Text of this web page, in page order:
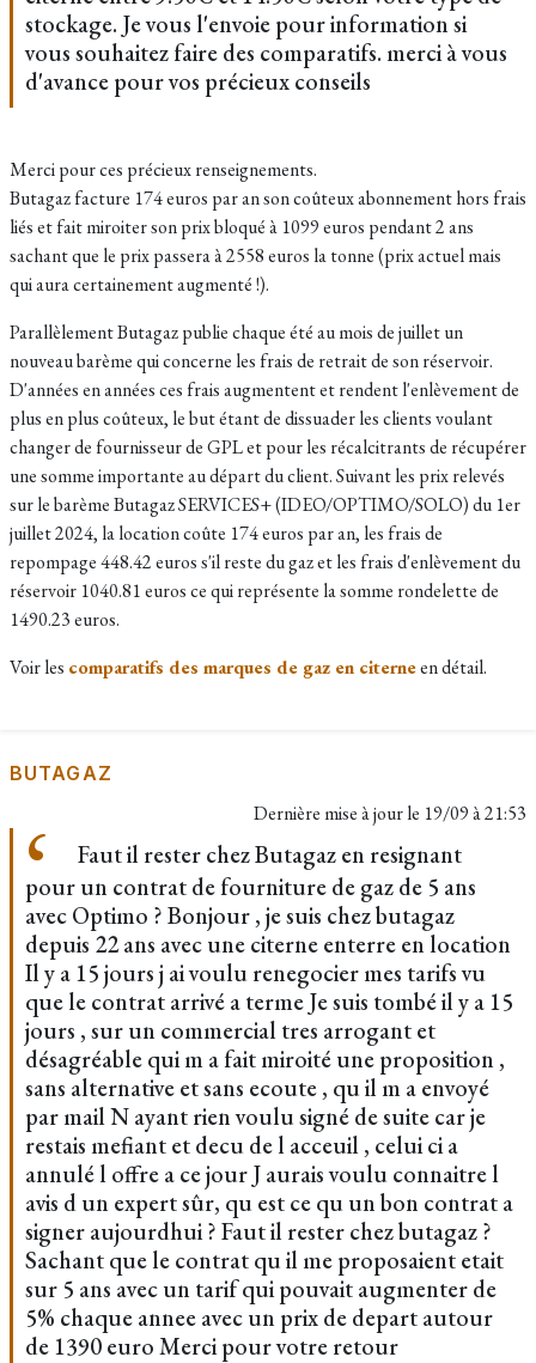
stockage. Je vous l'envoie pour information si
vous souhaitez faire des comparatifs. merci à vous
d'avance pour vos précieux conseils
Merci pour ces précieux renseignements.
Butagaz facture 174 euros par an son coûteux abonnement hors frais
liés et fait miroiter son prix bloqué à 1099 euros pendant 2 ans
sachant que le prix passera à 2558 euros la tonne (prix actuel mais
qui aura certainement augmenté !).
Parallèlement Butagaz publie chaque été au mois de juillet un
nouveau barème qui concerne les frais de retrait de son réservoir.
D'années en années ces frais augmentent et rendent l'enlèvement de
plus en plus coûteux, le but étant de dissuader les clients voulant
changer de fournisseur de GPL et pour les récalcitrants de récupérer
une somme importante au départ du client. Suivant les prix relevés
sur le barème Butagaz SERVICES+ (IDEO/OPTIMO/SOLO) du 1er
juillet 2024, la location coûte 174 euros par an, les frais de
repompage 448.42 euros s'il reste du gaz et les frais d'enlèvement du
réservoir 1040.81 euros ce qui représente la somme rondelette de
1490.23 euros.
Voir les comparatifs des marques de gaz en citerneen détail.
BUTAGAZ
Dernière mise à jour le 19/09 à 21:53
Faut il rester chez Butagaz en resignant
pour un contrat de fourniture de gaz de 5 ans
avec Optimo ? Bonjour , je suis chez butagaz
depuis 22 ans avec une citerne enterre en location
Il y a 15 jours j ai voulu renegocier mes tarifs vu
que le contrat arrivé a terme Je suis tombé il y a 15
jours , sur un commercial tres arrogant et
désagréable qui m a fait miroité une proposition ,
sans alternative et sans ecoute , qu il m a envoyé
par mail N ayant rien voulu signé de suite car je
restais mefiant et decu de l acceuil , celui ci a
annulé l offre a ce jour J aurais voulu connaitre l
avis d un expert sûr, qu est ce qu un bon contrat a
signer aujourdhui ? Faut il rester chez butagaz ?
Sachant que le contrat qu il me proposaient etait
sur 5 ans avec un tarif qui pouvait augmenter de
5% chaque annee avec un prix de depart autour
de 1390 euro Merci pour votre retour